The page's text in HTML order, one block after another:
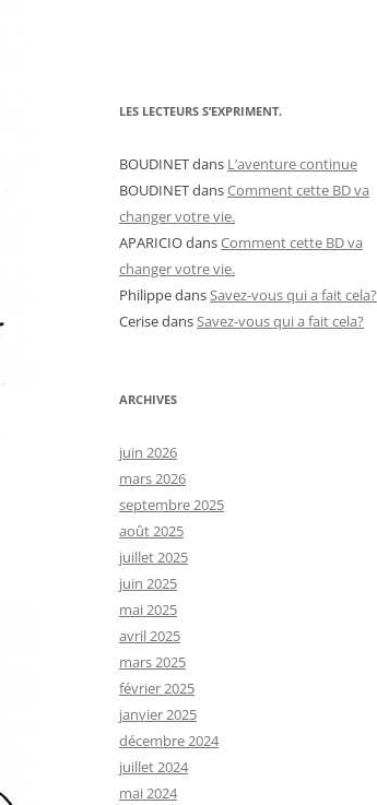
LES LECTEURS S’EXPRIMENT.
BOUDINETdans L’aventure continue
BOUDINETdansComment cette BD va
changer votre vie.
APARICIOdansComment cette BD va
changer votre vie.
PhilippedansSavez-vous qui a fait cela?
CerisedansSavez-vous qui a fait cela?
ARCHIVES
juin 2026
mars 2026
septembre 2025
août 2025
juillet 2025
juin 2025
mai 2025
avril 2025
mars 2025
février 2025
janvier 2025
décembre 2024
juillet 2024
mai 2024